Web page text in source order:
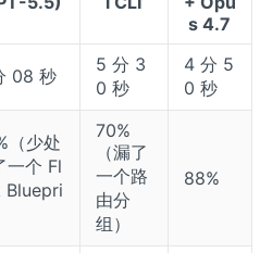
s 4.7
08 秒
5 分 3
0 秒
4 分 5
0 秒
（少处
一个 Fl
Bluepri
70%
（漏了
一个路
由分
组）
88%